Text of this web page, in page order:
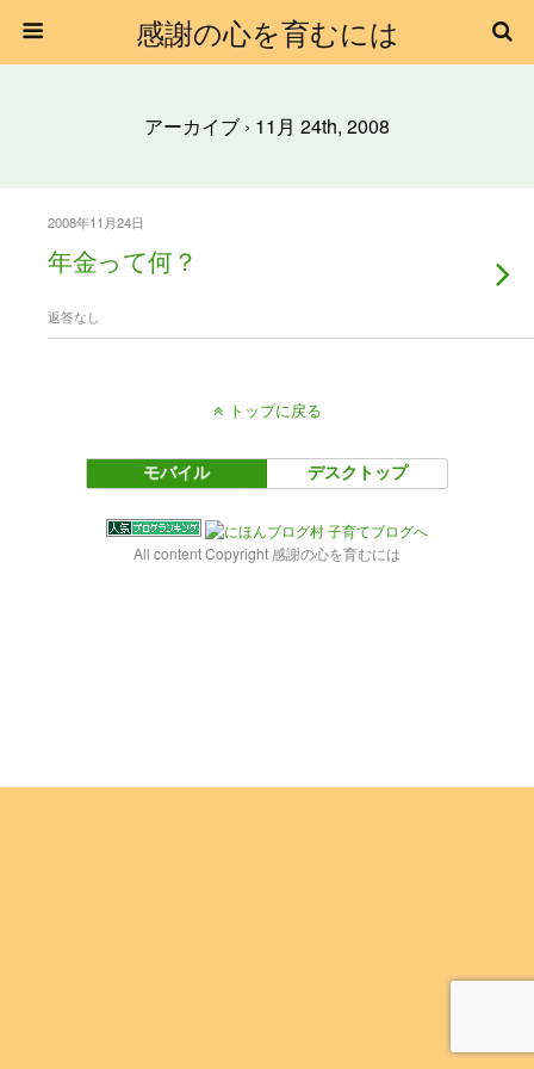
感謝の心を育むには
アーカイブ › 11月 24th, 2008
2008年11月24日
年金って何？
返答なし
トップに戻る
モバイル デスクトップ
All content Copyright 感謝の心を育むには